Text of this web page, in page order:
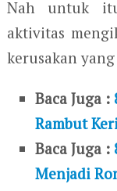
Nah untuk
aktivitas
kerusakan
Baca Juga :
Rambut
Baca Juga :
Menjadi